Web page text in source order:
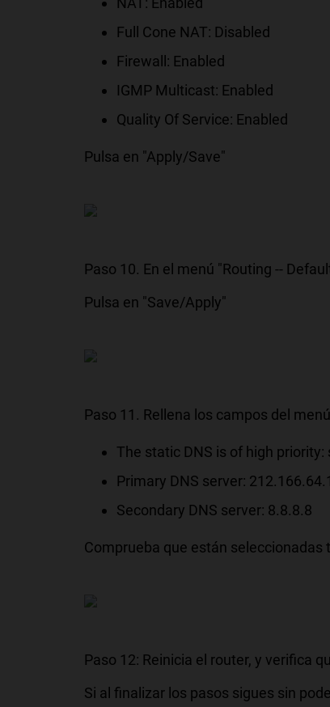
Full Cone NAT: Disabled
Firewall: Enabled
IGMP Multicast: Enabled
Quality Of Service: Enabled
Pulsa en "Apply/Save"
Paso 10. En el menú "Routing --
Pulsa en "Save/Apply"
Paso 11. Rellena los campos del
The static DNS is of high priority:
Primary DNS server: 212.166.64.1
Secondary DNS server: 8.8.8.8
Comprueba que están
Paso 12: Reinicia el router, y verifica
Si al finalizar los pasos sigues sin